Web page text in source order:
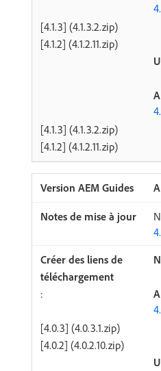
[4.1.3] (4.1.3.2.zip)
[4.1.2] (4.1.2.11.zip)
[4.1.3] (4.1.3.2.zip)
[4.1.2] (4.1.2.11.zip)
:
[4.0.3] (4.0.3.1.zip)
[4.0.2] (4.0.2.10.zip)